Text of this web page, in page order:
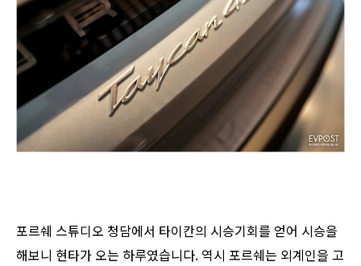
포르쉐 스튜디오 청담에서 타이칸의 시승기회를 얻어 시승을
해보니 현타가 오는 하루였습니다. 역시 포르쉐는 외계인을 고